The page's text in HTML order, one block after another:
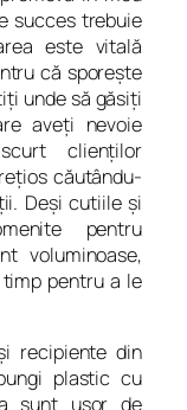
succes trebuie
este vitală
că sporeşte
unde să găsiţi
aveţi nevoie
clienţilor
căutându-
Deşi cutiile şi
pentru
voluminoase,
pentru a le
recipiente din
plastic cu
sunt uşor de